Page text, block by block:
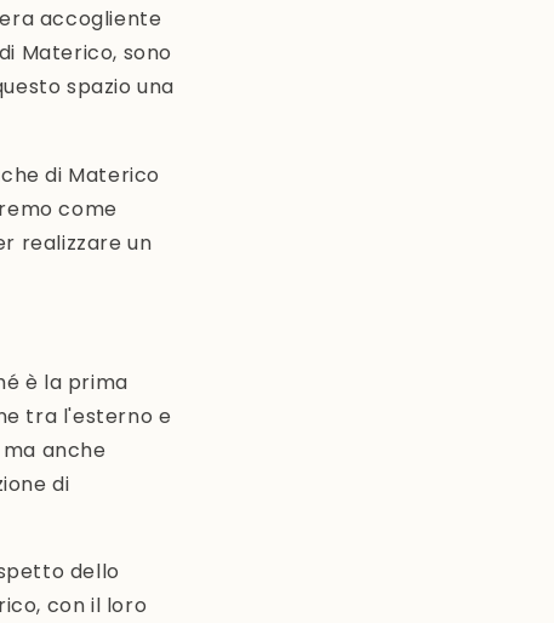
accogliente
Materico, sono
spazio una
di Materico
come
realizzare un
è la prima
tra l'esterno e
anche
di
dello
con il loro